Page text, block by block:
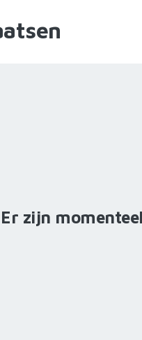
Er zijn